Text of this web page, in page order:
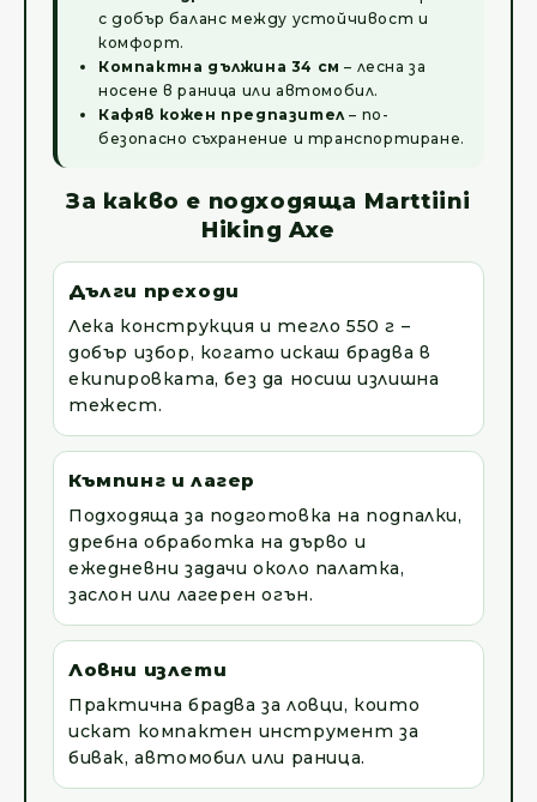
с добър баланс между устойчивост и
комфорт.
Компактна дължина 34 см – лесна за
носене в раница или автомобил.
Кафяв кожен предпазител– по-
безопасно съхранение и транспортиране.
За какво е подходяща Marttiini
Hiking Axe
Дълги преходи
Лека конструкция и тегло 550 г –
добър избор, когато искаш брадва в
екипировката, без да носиш излишна
тежест.
Къмпинг и лагер
Подходяща за подготовка на подпалки,
дребна обработка на дърво и
ежедневни задачи около палатка,
заслон или лагерен огън.
Ловни излети
Практична брадва за ловци, които
искат компактен инструмент за
бивак, автомобил или раница.